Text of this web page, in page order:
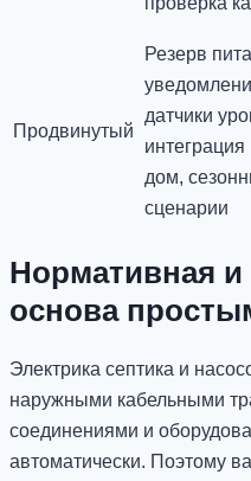
Продвинутый
Резерв
датчики
дом,
сценарии
Нормативная и
основа
Электрика септика и
наружными кабельными
соединениями и
автоматически. Поэтому